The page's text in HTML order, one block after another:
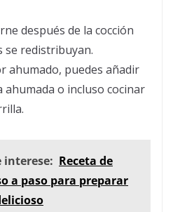
después de la cocción
se redistribuyan.
ahumado, puedes añadir
ahumada o incluso cocinar
interese: Receta de
a paso para preparar